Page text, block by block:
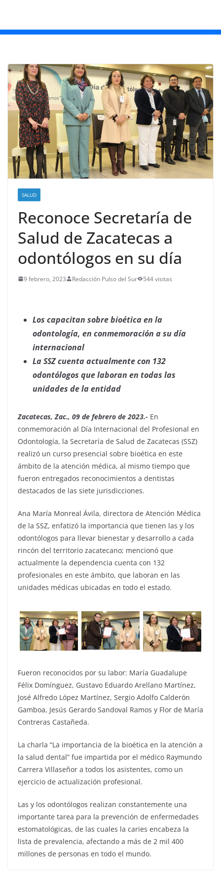
SALUD
Reconoce Secretaría de
Salud de Zacatecas a
odontólogos en su día
9 febrero, 2023 Redacción Pulso del Sur 544 visitas
Los capacitan sobre bioética en la
odontología, en conmemoración a su día
internacional
La SSZ cuenta actualmente con 132
odontólogos que laboran en todas las
unidades de la entidad
Zacatecas, Zac., 09 de febrero de 2023.- En
conmemoración al Día Internacional del Profesional en
Odontología, la Secretaría de Salud de Zacatecas (SSZ)
realizó un curso presencial sobre bioética en este
ámbito de la atención médica, al mismo tiempo que
fueron entregados reconocimientos a dentistas
destacados de las siete jurisdicciones.
Ana María Monreal Ávila, directora de Atención Médica
de la SSZ, enfatizó la importancia que tienen las y los
odontólogos para llevar bienestar y desarrollo a cada
rincón del territorio zacatecano; mencionó que
actualmente la dependencia cuenta con 132
profesionales en este ámbito, que laboran en las
unidades médicas ubicadas en todo el estado.
Fueron reconocidos por su labor: María Guadalupe
Félix Domínguez, Gustavo Eduardo Arellano Martínez,
José Alfredo López Martínez, Sergio Adolfo Calderón
Gamboa, Jesús Gerardo Sandoval Ramos y Flor de María
Contreras Castañeda.
La charla “La importancia de la bioética en la atención a
la salud dental” fue impartida por el médico Raymundo
Carrera Villaseñor a todos los asistentes, como un
ejercicio de actualización profesional.
Las y los odontólogos realizan constantemente una
importante tarea para la prevención de enfermedades
estomatológicas, de las cuales la caries encabeza la
lista de prevalencia, afectando a más de 2 mil 400
millones de personas en todo el mundo.